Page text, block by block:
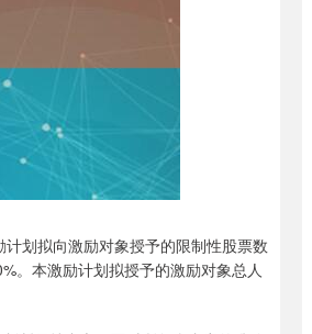
划拟向激励对象授予的限制性股票数
。本激励计划拟授予的激励对象总人